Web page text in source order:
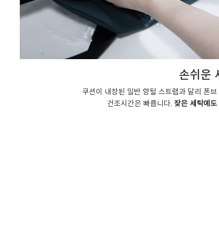
손쉬운
쿠션이 내장된 일반 양털 스트랩과 달리 폰
​건조시간은 빠릅니다. 잦은 세탁에